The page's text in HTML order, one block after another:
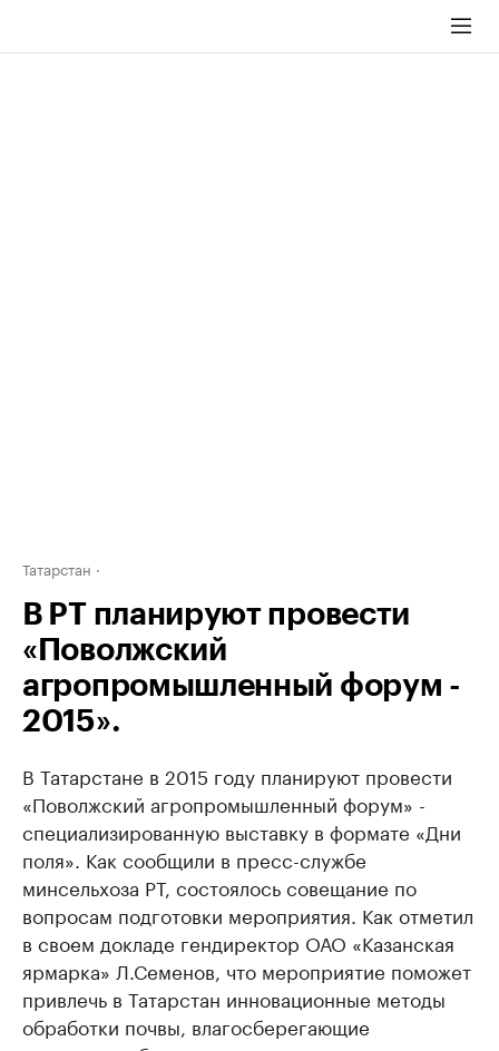
Татарстан
В РТ планируют провести
«Поволжский
агропромышленный форум -
2015».
В Татарстане в 2015 году планируют провести
«Поволжский агропромышленный форум» -
специализированную выставку в формате «Дни
поля». Как сообщили в пресс-службе
минсельхоза РТ, состоялось совещание по
вопросам подготовки мероприятия. Как отметил
в своем докладе гендиректор ОАО «Казанская
ярмарка» Л.Семенов, что мероприятие поможет
привлечь в Татарстан инновационные методы
обработки почвы, влагосберегающие